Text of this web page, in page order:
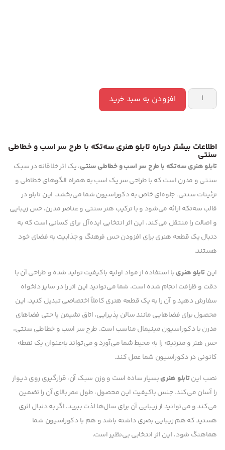
افزودن به سبد خرید
اطلاعات بیشتر درباره تابلو هنری سه‌تکه با طرح سر اسب و خطاطی
سنتی
تابلو هنری سه‌تکه با طرح سر اسب و خطاطی سنتی، یک اثر خلاقانه در سبک
سنتی و مدرن است که با طراحی سر یک اسب به همراه الگوهای خطاطی و
تزئینات سنتی، جلوه‌ای خاص به دکوراسیون شما می‌بخشد. این تابلو در
قالب سه‌تکه ارائه می‌شود و با ترکیب هنر سنتی و عناصر مدرن، حس زیبایی
و اصالت را منتقل می‌کند. این اثر انتخابی ایده‌آل برای کسانی است که به
دنبال یک قطعه هنری برای افزودن حس فرهنگ و جذابیت به فضای خود
هستند.
اینتابلو هنریبا استفاده از مواد اولیه باکیفیت تولید شده و طراحی آن با
دقت و ظرافت انجام شده است. شما می‌توانید این اثر را در سایز دلخواه
سفارش دهید و آن را به یک قطعه هنری کاملاً اختصاصی تبدیل کنید. این
محصول برای فضاهایی مانند سالن پذیرایی، اتاق نشیمن یا حتی فضاهای
مدرن با دکوراسیون مینیمال مناسب است. طرح سر اسب و خطاطی سنتی،
حس هنر و مدرنیته را به محیط شما می‌آورد و می‌تواند به‌عنوان یک نقطه
کانونی در دکوراسیون شما عمل کند.
نصب اینتابلو هنریبسیار ساده است و وزن سبک آن، قرارگیری روی دیوار
را آسان می‌کند. جنس باکیفیت این محصول، طول عمر بالای آن را تضمین
می‌کند و می‌توانید از زیبایی آن برای سال‌ها لذت ببرید. اگر به دنبال اثری
هستید که هم زیبایی بصری داشته باشد و هم با دکوراسیون شما
هماهنگ شود، این اثر انتخابی بی‌نظیر است.